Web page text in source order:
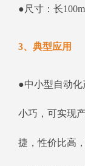
●尺寸：长
3、典型应用
●中小型自动
小巧，可实现
捷，性价比高